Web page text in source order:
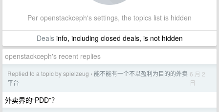
Per openstackceph's settings, the topics list is hidden
Dealsinfo, including closed deals, is not hidden
openstackceph's recent replies
Replied to a topic by spielzeug › 能不能有一个不以盈利为目的的外卖
平台
6 月 2
日
外卖界的“PDD”？